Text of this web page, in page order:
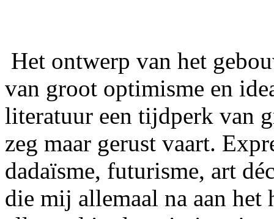
Het ontwerp van het
van groot optimisme en
literatuur een tijdperk van
zeg maar gerust vaart.
dadaïsme, futurisme, art
die mij allemaal na aan het